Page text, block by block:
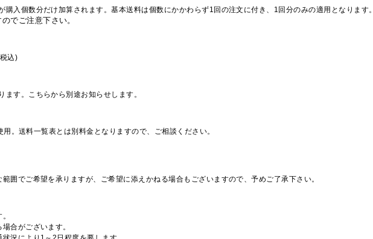
入個数分だけ加算されます。基本送料は個数にかかわらず1回の注文に付き、1回分のみの適用となります。
でご注意下さい。
込)
す。こちらから別途お知らせします。
。送料一覧表とは別料金となりますので、ご相談ください。
囲でご希望を承りますが、ご希望に添えかねる場合もございますので、予めご了承下さい。
合がございます。